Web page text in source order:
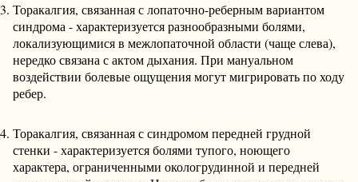
Торакалгия, связанная с лопаточно-реберным вариантом
синдрома - характеризуется разнообразными болями,
локализующимися в межлопаточной области (чаще слева),
нередко связана с актом дыхания. При мануальном
воздействии болевые ощущения могут мигрировать по ходу
ребер.
Торакалгия, связанная с синдромом передней грудной
стенки - характеризуется болями тупого, ноющего
характера, ограниченными окологрудинной и передней